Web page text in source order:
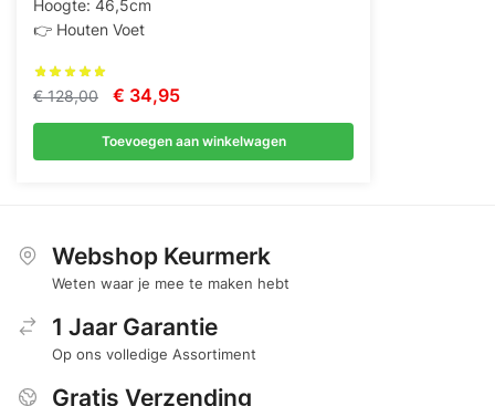
Hoogte: 46,5cm
👉 Houten Voet
€128,00
Oorspronkelijke
prijs
was:
€ 34,95Huidige
prijs
is:
Toevoegen aan winkelwagen
Webshop Keurmerk
Weten waar je mee te maken hebt
1 Jaar Garantie
Op ons volledige Assortiment
Gratis Verzending